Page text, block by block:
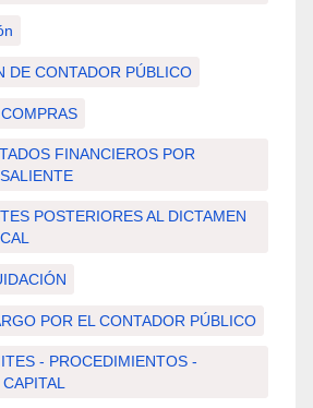
DE CONTADOR PÚBLICO
FINANCIEROS POR
POSTERIORES AL DICTAMEN
POR EL CONTADOR PÚBLICO
- PROCEDIMIENTOS -